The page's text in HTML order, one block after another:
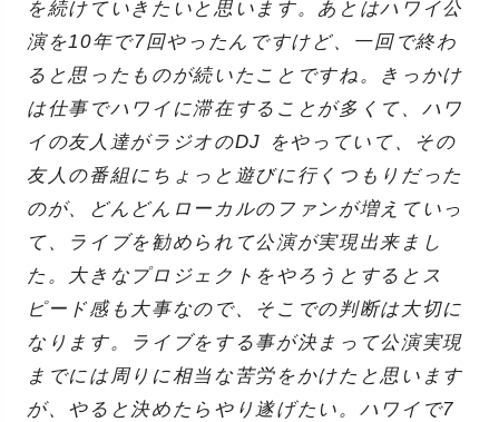
を続けていきたいと思います。あとはハワイ公
演を10年で7回やったんですけど、一回で終わ
ると思ったものが続いたことですね。きっかけ
は仕事でハワイに滞在することが多くて、ハワ
イの友人達がラジオのDJ をやっていて、その
友人の番組にちょっと遊びに行くつもりだった
のが、どんどんローカルのファンが増えていっ
て、ライブを勧められて公演が実現出来まし
た。大きなプロジェクトをやろうとするとス
ピード感も大事なので、そこでの判断は大切に
なります。ライブをする事が決まって公演実現
までには周りに相当な苦労をかけたと思います
が、やると決めたらやり遂げたい。ハワイで7